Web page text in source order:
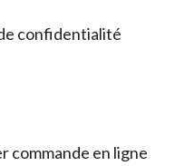
confidentialité
commande en ligne